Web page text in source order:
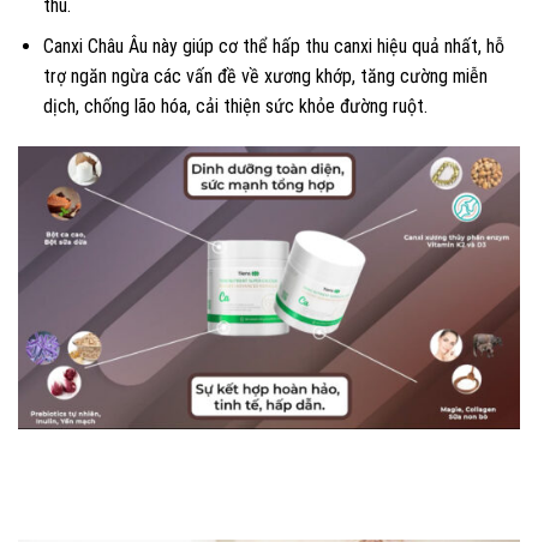
thu.
Canxi Châu Âu này giúp cơ thể hấp thu canxi hiệu quả nhất, hỗ
trợ ngăn ngừa các vấn đề về xương khớp, tăng cường miễn
dịch, chống lão hóa, cải thiện sức khỏe đường ruột.